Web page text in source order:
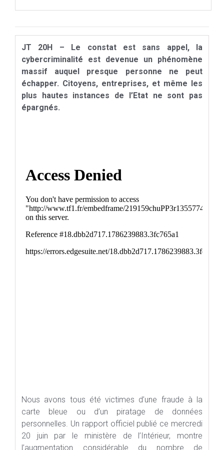
JT 20H – Le constat est sans appel, la
cybercriminalité est devenue un phénomène
massif auquel presque personne ne peut
échapper. Citoyens, entreprises, et même les
plus hautes instances de l’Etat ne sont pas
épargnés.
Nous avons tous été victimes d’une fraude à la
carte bleue ou d’un piratage de données
personnelles. Un rapport officiel publié ce mercredi
20 juin par le ministère de l’Intérieur, montre
l’augmentation considérable du nombre de